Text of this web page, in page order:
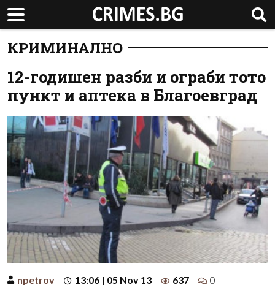
КРИМИНАЛНО
12-годишен разби и ограби тото
пункт и аптека в Благоевград
npetrov 13:06 | 05 Nov 13 637 0